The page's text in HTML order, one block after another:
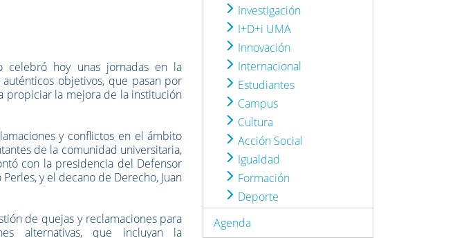
celebró hoy unas jornadas en la
objetivos, que pasan por
propiciar la mejora de la institución
y conflictos en el ámbito
de la comunidad universitaria,
con la presidencia del Defensor
y el decano de Derecho, Juan
de quejas y reclamaciones para
alternativas, que incluyan la
Investigación
I+D+i UMA
Innovación
Internacional
Estudiantes
Campus
Cultura
Acción Social
Igualdad
Formación
Deporte
Agenda